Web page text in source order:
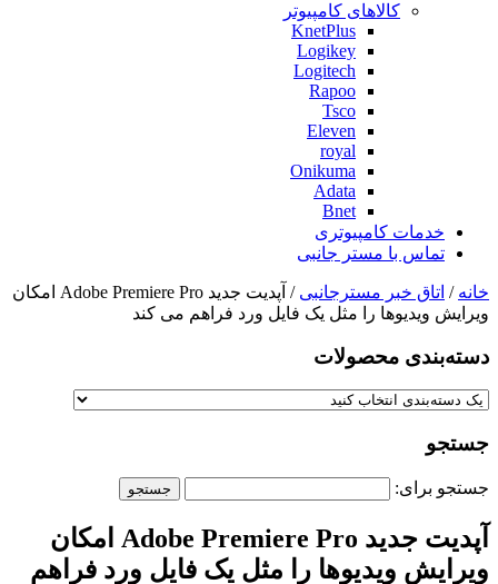
کالاهای کامپیوتر
KnetPlus
Logikey
Logitech
Rapoo
Tsco
Eleven
royal
Onikuma
Adata
Bnet
خدمات کامپیوتری
تماس با مستر جانبی
خانه / اتاق خبر مسترجانبی
/ آپدیت جدید Adobe Premiere Pro امکان
ویرایش ویدیوها را مثل یک فایل ورد فراهم می کند
دسته‌بندی‌ محصولات
جستجو
جستجو برای:
آپدیت جدید Adobe Premiere Pro امکان
ویرایش ویدیوها را مثل یک فایل ورد فراهم